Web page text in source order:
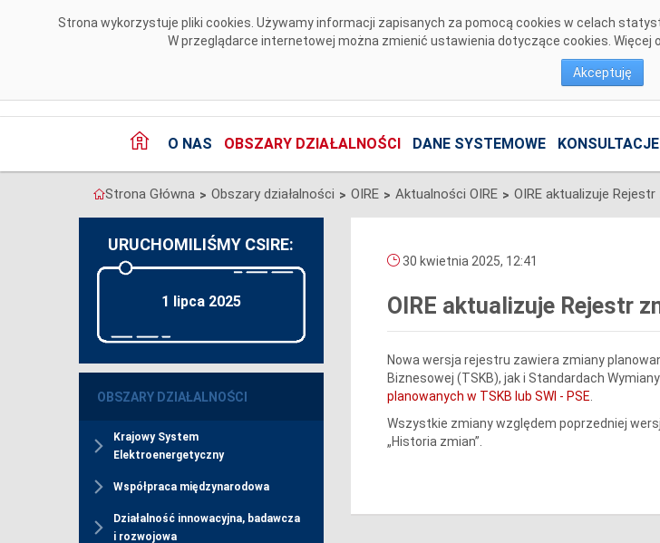
Strona wykorzystuje pliki cookies. Używamy informacji zapisanych za pomocą cookies w celach
W przeglądarce internetowej można zmienić ustawienia dotyczące cookies. Więcej
Akceptuję
O NAS OBSZARY DZIAŁALNOŚCI DANE SYSTEMOWE KONSULTACJE
Strona Główna > Obszary działalności > OIRE > Aktualności OIRE >
URUCHOMILIŚMY CSIRE:
1 lipca 2025
OBSZARY DZIAŁALNOŚCI
Krajowy System
Elektroenergetyczny
Współpraca międzynarodowa
Działalność innowacyjna, badawcza
i rozwojowa
30 kwietnia 2025, 12:41
OIRE aktualizuje Rejestr
Nowa wersja rejestru zawiera zmiany
Biznesowej (TSKB), jak i Standardach
planowanych w TSKB lub SWI - PSE
Wszystkie zmiany względem poprzedniej
„Historia zmian”.